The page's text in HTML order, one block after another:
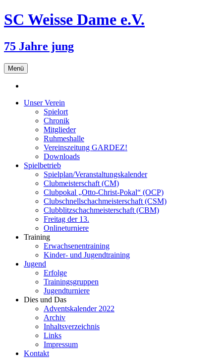
SC Weisse Dame e.V.
75 Jahre jung
Menü Zum
Inhalt
Unser Verein
Spielort
Chronik
Mitglieder
Ruhmeshalle
Vereinszeitung GARDEZ!
Downloads
Spielbetrieb
Spielplan/Veranstaltungskalender
Clubmeisterschaft (CM)
Clubpokal „Otto-Christ-Pokal“ (OCP)
Clubschnellschachmeisterschaft (CSM)
Clubblitzschachmeisterschaft (CBM)
Freitag der 13.
Onlineturniere
Training
Erwachsenentraining
Kinder- und Jugendtraining
Jugend
Erfolge
Trainingsgruppen
Jugendturniere
Dies und Das
Adventskalender 2022
Archiv
Inhaltsverzeichnis
Links
Impressum
Kontakt